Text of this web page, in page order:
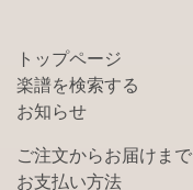
トップページ
楽譜を検索する
お知らせ
ご注文からお届けまで
お支払い方法